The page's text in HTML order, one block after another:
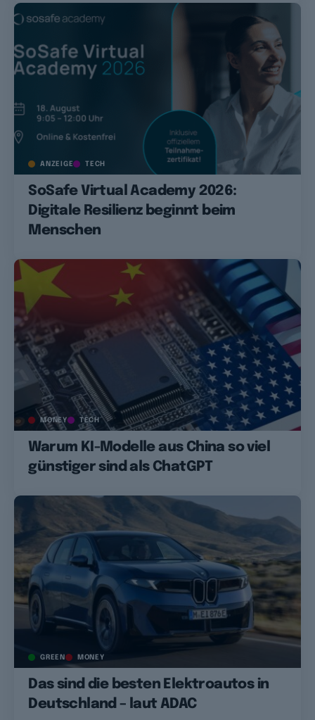
ANZEIGE TECH
SoSafe Virtual Academy 2026:
Digitale Resilienz beginnt beim
Menschen
MONEY TECH
Warum KI-Modelle aus China so viel
günstiger sind als ChatGPT
GREEN MONEY
Das sind die besten Elektroautos in
Deutschland – laut ADAC